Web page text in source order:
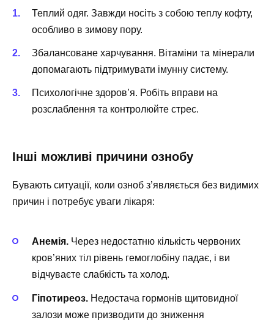
Теплий одяг. Завжди носіть з собою теплу кофту,
особливо в зимову пору.
Збалансоване харчування. Вітаміни та мінерали
допомагають підтримувати імунну систему.
Психологічне здоров’я. Робіть вправи на
розслаблення та контролюйте стрес.
Інші можливі причини ознобу
Бувають ситуації, коли озноб з’являється без видимих
причин і потребує уваги лікаря:
Анемія. Через недостатню кількість червоних
кров’яних тіл рівень гемоглобіну падає, і ви
відчуваєте слабкість та холод.
Гіпотиреоз. Недостача гормонів щитовидної
залози може призводити до зниження